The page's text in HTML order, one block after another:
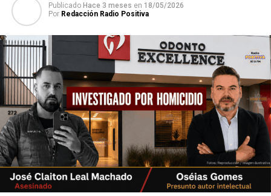
Publicado Hace 3 meses en 18/05/2026
Por Redacción Radio Positiva